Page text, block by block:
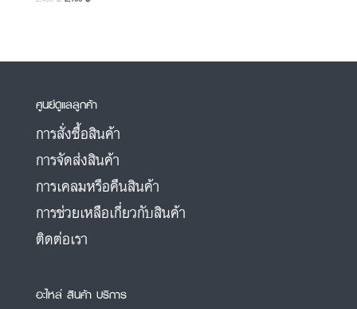
ศูนย์ดูแลลูกค้า
การสั่งซื้อสินค้า
การจัดส่งสินค้า
การเคลมหรือคืนสินค้า
การช่วยเหลือเกี่ยวกับสินค้า
ติดต่อเรา
อะไหล่ สินค้า บริการ